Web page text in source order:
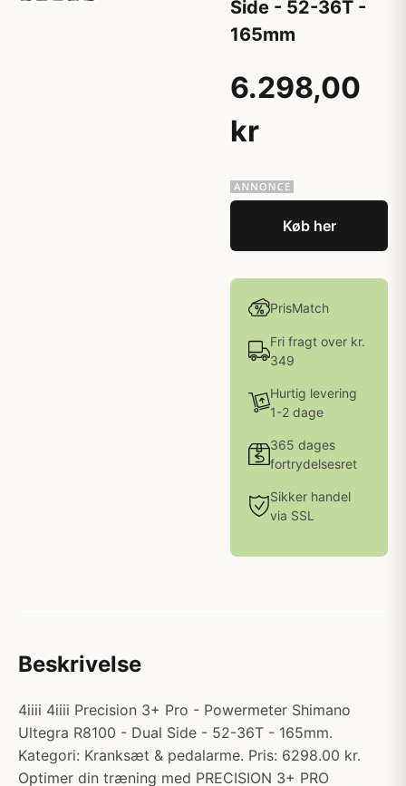
Side - 52-36T -
165mm
6.298,00
kr
Køb her
PrisMatch
Fri fragt over kr.
349
Hurtig levering
1-2 dage
365 dages
fortrydelsesret
Sikker handel
via SSL
Beskrivelse
4iiii 4iiii Precision 3+ Pro - Powermeter Shimano
Ultegra R8100 - Dual Side - 52-36T - 165mm.
Kategori: Kranksæt & pedalarme. Pris: 6298.00 kr.
Optimer din træning med PRECISION 3+ PRO